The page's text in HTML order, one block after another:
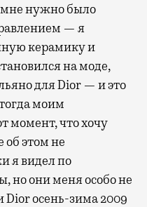
мне нужно было
— я
керамику и
на моде,
для Dior — и это
моим
момент, что хочу
об этом не
я видел по
но они меня особо не
Dior осень-зима 2009